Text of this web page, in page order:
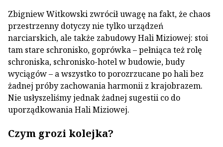
Zbigniew Witkowski zwrócił uwagę na fakt, że chaos
przestrzenny dotyczy nie tylko urządzeń
narciarskich, ale także zabudowy Hali Miziowej: stoi
tam stare schronisko, goprówka – pełniąca też rolę
schroniska, schronisko-hotel w budowie, budy
wyciągów – a wszystko to porozrzucane po hali bez
żadnej próby zachowania harmonii z krajobrazem.
Nie usłyszeliśmy jednak żadnej sugestii co do
uporządkowania Hali Miziowej.
Czym grozi kolejka?